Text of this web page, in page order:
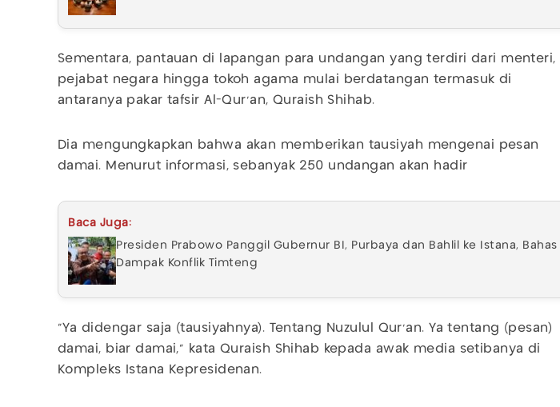
Sementara, pantauan di lapangan para undangan yang terdiri dari menteri,
pejabat negara hingga tokoh agama mulai berdatangan termasuk di
antaranya pakar tafsir Al-Qur’an, Quraish Shihab.
Dia mengungkapkan bahwa akan memberikan tausiyah mengenai pesan
damai. Menurut informasi, sebanyak 250 undangan akan hadir
Baca Juga:
Presiden Prabowo Panggil Gubernur BI, Purbaya dan Bahlil ke Istana, Bahas
Dampak Konflik Timteng
"Ya didengar saja (tausiyahnya). Tentang Nuzulul Qur'an. Ya tentang (pesan)
damai, biar damai," kata Quraish Shihab kepada awak media setibanya di
Kompleks Istana Kepresidenan.